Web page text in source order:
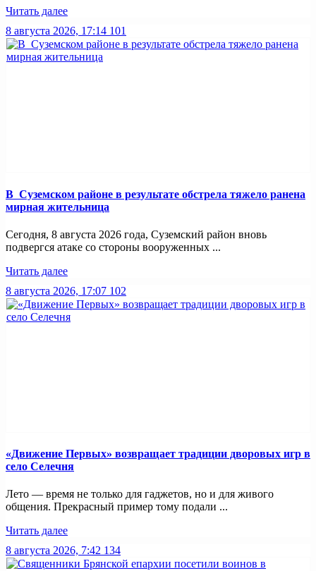
Читать далее
8 августа 2026, 17:14 101
В Суземском районе в результате обстрела тяжело ранена
мирная жительница
Сегодня, 8 августа 2026 года, Суземский район вновь
подвергся атаке со стороны вооруженных ...
Читать далее
8 августа 2026, 17:07 102
«Движение Первых» возвращает традиции дворовых игр в
село Селечня
Лето — время не только для гаджетов, но и для живого
общения. Прекрасный пример тому подали ...
Читать далее
8 августа 2026, 7:42 134